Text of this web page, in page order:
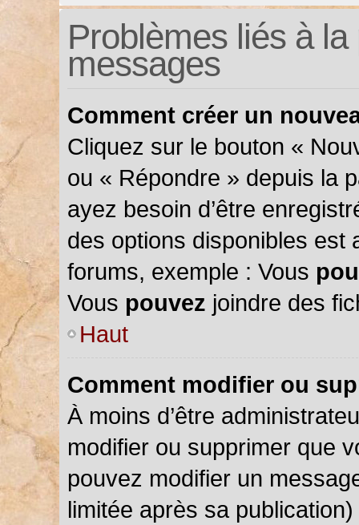
Problèmes liés à
messages
Comment créer un
Cliquez sur le bouton «
ou « Répondre » depuis la
ayez besoin d’être
des options disponibles est
forums, exemple : Vous
Vous pouvez joindre des
Haut
Comment modifier ou
À moins d’être
modifier ou supprimer que
pouvez modifier un
limitée après sa